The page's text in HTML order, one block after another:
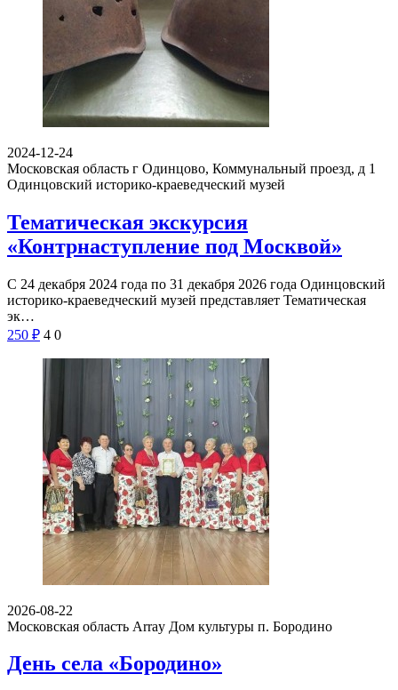
2024-12-24
Московская область г Одинцово, Коммунальный проезд, д 1
Одинцовский историко-краеведческий музей
Тематическая экскурсия
«Контрнаступление под Москвой»
С 24 декабря 2024 года по 31 декабря 2026 года Одинцовский
историко-краеведческий музей представляет Тематическая
эк…
250 ₽ 4 0
2026-08-22
Московская область Array Дом культуры п. Бородино
День села «Бородино»